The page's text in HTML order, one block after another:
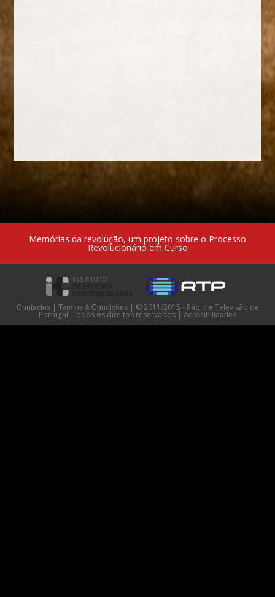
Memórias da revolução, um projeto sobre o Processo
Revolucionário em Curso
Contactos | Termos & Condições | © 2011/2015 - Rádio e Televisão de
Portugal. Todos os direitos reservados | Acessibilidades